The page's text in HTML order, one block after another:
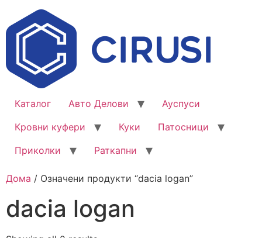
Каталог Авто Делови
Ауспуси
Кровни куфери
Куки
Патосници
Приколки
Раткапни
Дома / Означени продукти “dacia logan”
dacia logan